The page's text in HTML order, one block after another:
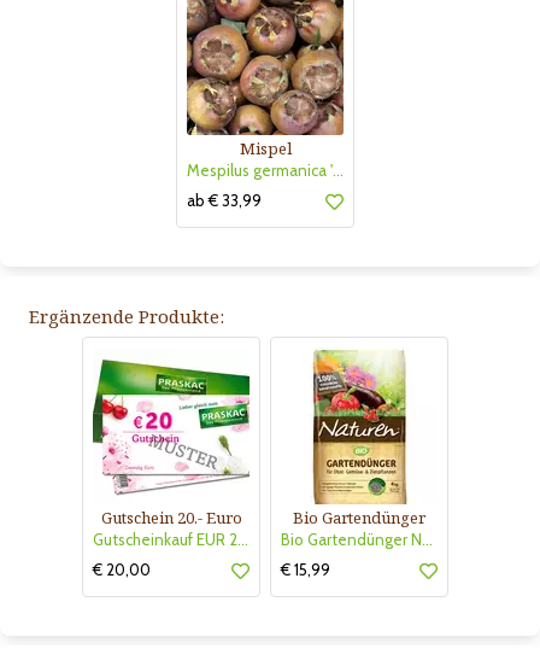
Mispel
Mespilus germanica 'Schönbrunner Riesenmispel'
ab € 33,99
Ergänzende Produkte:
Gutschein 20.- Euro
Gutscheinkauf EUR 20.-
€ 20,00
Bio Gartendünger
Bio Gartendünger Naturen
€ 15,99